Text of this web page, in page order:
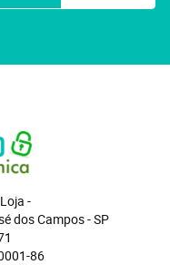
-
dos Campos - SP
86